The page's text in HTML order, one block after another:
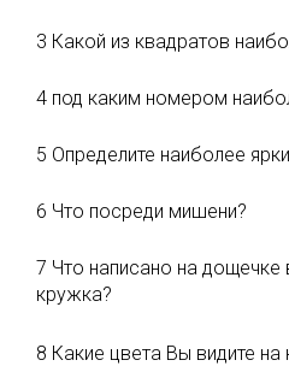
3 Какой из квадратов
4 под каким номером
5 Определите наиболее
6 Что посреди мишени?
7 Что написано на дощечке
кружка?
8 Какие цвета Вы видите на